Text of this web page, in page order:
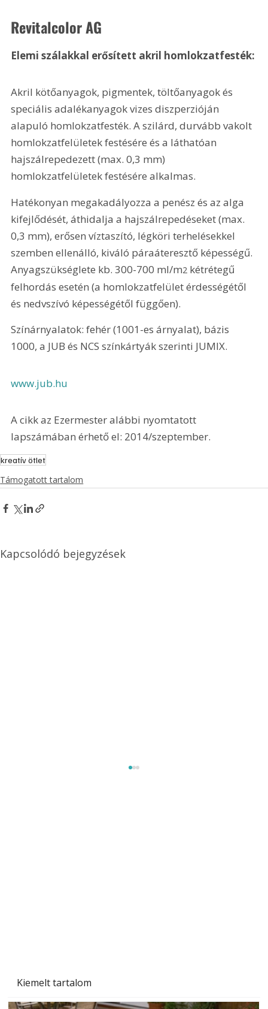
Kiemelt tartalom
Revitalcolor AG
Elemi szálakkal erősített akril homlokzatfesték:
Akril kötőanyagok, pigmentek, töltőanyagok és
speciális adalékanyagok vizes diszperzióján
alapuló homlokzatfesték. A szilárd, durvább vakolt
homlokzatfelületek festésére és a láthatóan
hajszálrepedezett (max. 0,3 mm)
homlokzatfelületek festésére alkalmas.
Hatékonyan megakadályozza a penész és az alga
kifejlődését, áthidalja a hajszálrepedéseket (max.
0,3 mm), erősen víztaszító, légköri terhelésekkel
szemben ellenálló, kiváló páraáteresztő képességű.
Anyagszükséglete kb. 300-700 ml/m2 kétrétegű
felhordás esetén (a homlokzatfelület érdességétől
és nedvszívó képességétől függően).
Színárnyalatok: fehér (1001-es árnyalat), bázis
1000, a JUB és NCS színkártyák szerinti JUMIX.
www.jub.hu
A cikk az Ezermester alábbi nyomtatott
lapszámában érhető el: 2014/szeptember.
kreatív ötlet
Támogatott tartalom
Kapcsolódó bejegyzések